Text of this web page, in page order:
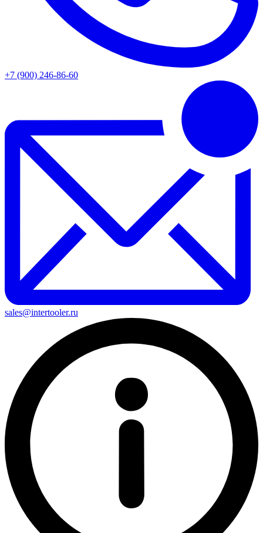
+7 (900) 246-86-60
sales@intertooler.ru